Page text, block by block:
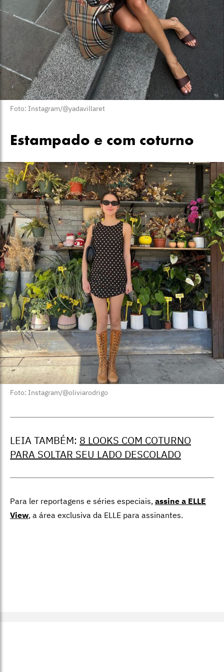
Foto: Instagram/@yadavillaret
Estampado e com coturno
Foto: Instagram/@oliviarodrigo
LEIA TAMBÉM: 8 LOOKS COM COTURNO
PARA SOLTAR SEU LADO DESCOLADO
Para ler reportagens e séries especiais, assine a ELLE
View, a área exclusiva da ELLE para assinantes.